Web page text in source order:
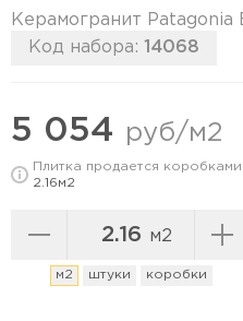
Перейти в коллекцию
Керамогранит Patagonia
Код набора: 14068
5 054 руб/м2
Плитка продается
2.16м2
м2
м2 штуки коробки